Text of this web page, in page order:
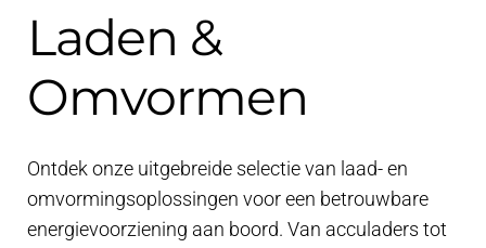
Motoronderdelen
Koelwatersysteem
Submenu
Laden &
Omvormen
Ontdek onze uitgebreide selectie van laad- en
omvormingsoplossingen voor een betrouwbare
energievoorziening aan boord. Van acculaders tot